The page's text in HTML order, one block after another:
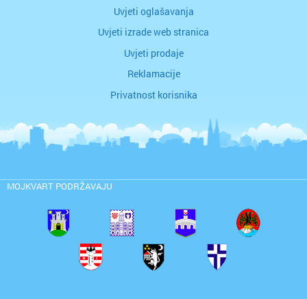
Uvjeti oglašavanja
Uvjeti izrade web stranica
Uvjeti prodaje
Reklamacije
Privatnost korisnika
MOJKVART PODRŽAVAJU